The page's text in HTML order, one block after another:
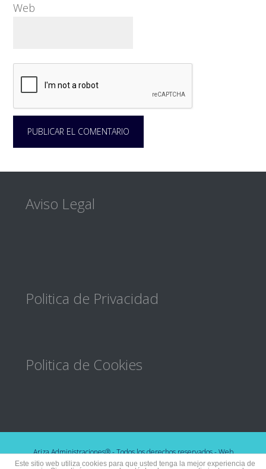
Web
Footer
Aviso Legal
Politica de Privacidad
Politica de Cookies
Ariza Administraciones® - Todos los derechos reservados - Web
desarrollada porAvanza6 - Desarrollo web y de apps
Este sitio web utiliza cookies para que usted tenga la mejor experiencia de